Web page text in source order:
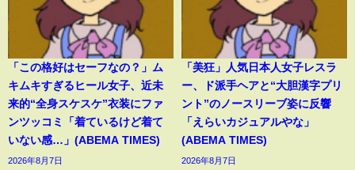
「この格好はセーフなの？」ム
キムキすぎるヒール女子、近未
来的“全身スケスケ”衣装にファ
ンツッコミ「着ているけど着て
いない感…」(ABEMA TIMES)
2026年8月7日
「美狂」人気日本人女子レスラ
ー、ド派手ヘアと“大胆漢字プリ
ント”のノースリーブ姿に反響
「えらいカジュアルやな」
(ABEMA TIMES)
2026年8月7日